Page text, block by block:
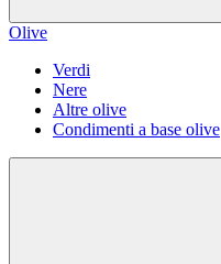
Olive
Verdi
Nere
Altre olive
Condimenti a base olive